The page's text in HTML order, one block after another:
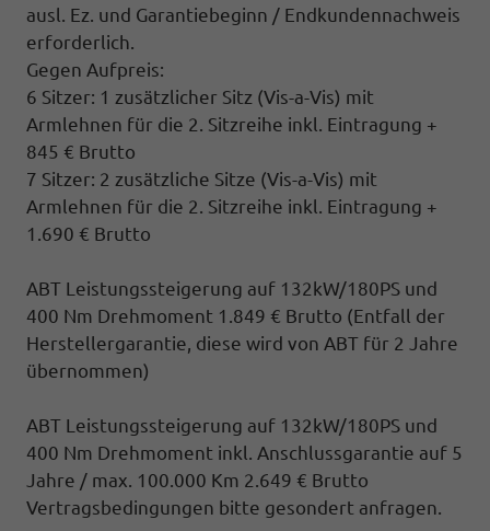
ausl. Ez. und Garantiebeginn / Endkundennachweis
erforderlich.
Gegen Aufpreis:
6 Sitzer: 1 zusätzlicher Sitz (Vis-a-Vis) mit
Armlehnen für die 2. Sitzreihe inkl. Eintragung +
845 € Brutto
7 Sitzer: 2 zusätzliche Sitze (Vis-a-Vis) mit
Armlehnen für die 2. Sitzreihe inkl. Eintragung +
1.690 € Brutto
ABT Leistungssteigerung auf 132kW/180PS und
400 Nm Drehmoment 1.849 € Brutto (Entfall der
Herstellergarantie, diese wird von ABT für 2 Jahre
übernommen)
ABT Leistungssteigerung auf 132kW/180PS und
400 Nm Drehmoment inkl. Anschlussgarantie auf 5
Jahre / max. 100.000 Km 2.649 € Brutto
Vertragsbedingungen bitte gesondert anfragen.